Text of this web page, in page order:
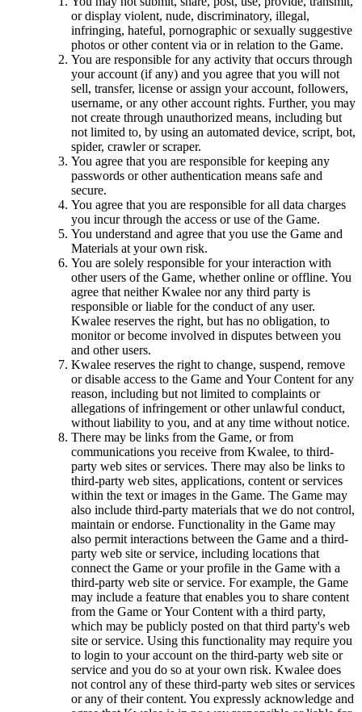
or display violent, nude, discriminatory, illegal,
infringing, hateful, pornographic or sexually suggestive
photos or other content via or in relation to the Game.
You are responsible for any activity that occurs through
your account (if any) and you agree that you will not
sell, transfer, license or assign your account, followers,
username, or any other account rights. Further, you may
not create through unauthorized means, including but
not limited to, by using an automated device, script, bot,
spider, crawler or scraper.
You agree that you are responsible for keeping any
passwords or other authentication means safe and
secure.
You agree that you are responsible for all data charges
you incur through the access or use of the Game.
You understand and agree that you use the Game and
Materials at your own risk.
You are solely responsible for your interaction with
other users of the Game, whether online or offline. You
agree that neither Kwalee nor any third party is
responsible or liable for the conduct of any user.
Kwalee reserves the right, but has no obligation, to
monitor or become involved in disputes between you
and other users.
Kwalee reserves the right to change, suspend, remove
or disable access to the Game and Your Content for any
reason, including but not limited to complaints or
allegations of infringement or other unlawful conduct,
without liability to you, and at any time without notice.
There may be links from the Game, or from
communications you receive from Kwalee, to third-
party web sites or services. There may also be links to
third-party web sites, applications, content or services
within the text or images in the Game. The Game may
also include third-party materials that we do not control,
maintain or endorse. Functionality in the Game may
also permit interactions between the Game and a third-
party web site or service, including locations that
connect the Game or your profile in the Game with a
third-party web site or service. For example, the Game
may include a feature that enables you to share content
from the Game or Your Content with a third party,
which may be publicly posted on that third party's web
site or service. Using this functionality may require you
to login to your account on the third-party web site or
service and you do so at your own risk. Kwalee does
not control any of these third-party web sites or services
or any of their content. You expressly acknowledge and